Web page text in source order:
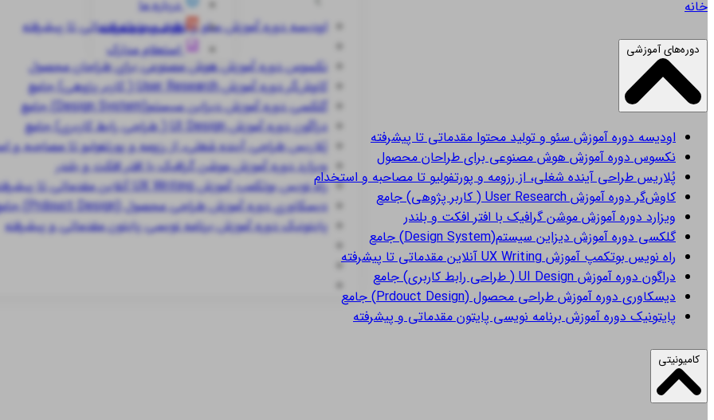
اودیسهدوره آموزش سئو و تولید محتوا مقدماتی تا پیشرفته
نکسوسدوره آموزش هوش مصنوعی برای طراحان محصول
کاوش‌گردوره آموزش User Research ( کاربر پژوهی) جامع
گلکسیدوره آموزش دیزاین سیستم(Design System) جامع
دراگوندوره آموزش UI Design ( طراحی رابط کاربری) جامع
پُلاریسطراحی آینده شغلی، از رزومه و پورتفولیو تا مصاحبه و
ویزارددوره آموزش موشن گرافیک با افتر افکت و بلندر
راه نویسبوتکمپ آموزش UX Writing آنلاین مقدماتی تا پیشرفته
دیسکاوریدوره آموزش طراحی محصول (Prdouct Design) جامع
پایتونیکدوره آموزش برنامه نویسی پایتون مقدماتی و پیشرفته
درباره ما
قوانین و مقررات
استعلام مدارک
خانه
دوره‌های آموزشی
اودیسهدوره آموزش سئو و تولید محتوا مقدماتی تا پیشرفته
نکسوسدوره آموزش هوش مصنوعی برای طراحان محصول
پُلاریسطراحی آینده شغلی، از رزومه و پورتفولیو تا مصاحبه و استخدام
کاوش‌گردوره آموزش User Research ( کاربر پژوهی) جامع
ویزارددوره آموزش موشن گرافیک با افتر افکت و بلندر
گلکسیدوره آموزش دیزاین سیستم(Design System) جامع
راه نویسبوتکمپ آموزش UX Writing آنلاین مقدماتی تا پیشرفته
دراگوندوره آموزش UI Design ( طراحی رابط کاربری) جامع
دیسکاوریدوره آموزش طراحی محصول (Prdouct Design) جامع
پایتونیکدوره آموزش برنامه نویسی پایتون مقدماتی و پیشرفته
کامیونیتی